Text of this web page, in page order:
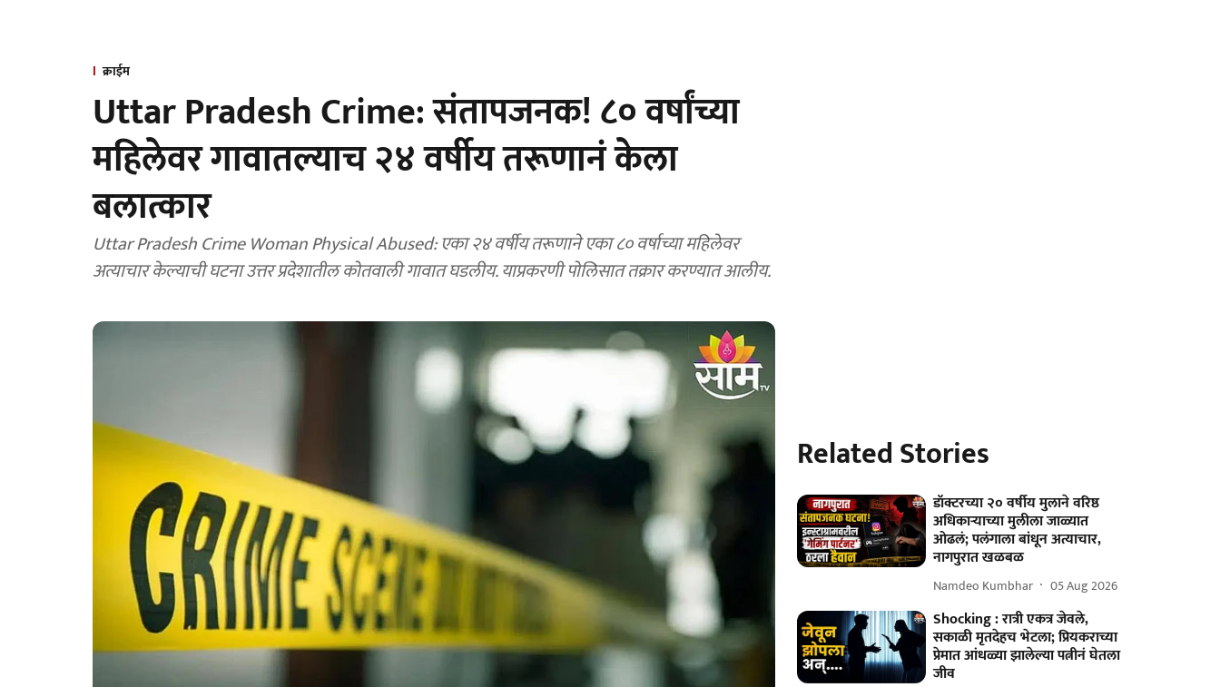
क्राईम
Uttar Pradesh Crime: संतापजनक! ८० वर्षांच्या
महिलेवर गावातल्याच २४ वर्षीय तरूणानं केला
बलात्कार
Uttar Pradesh Crime Woman Physical Abused: एका २४ वर्षीय तरूणाने एका ८० वर्षाच्या महिलेवर
अत्याचार केल्याची घटना उत्तर प्रदेशातील कोतवाली गावात घडलीय. याप्रकरणी पोलिसात तक्रार करण्यात आलीय.
Related Stories
डॉक्टरच्या २० वर्षीय मुलाने वरिष्ठ
अधिकाऱ्याच्या मुलीला जाळ्यात
ओढलं; पलंगाला बांधून अत्याचार,
नागपुरात खळबळ
Namdeo Kumbhar 05 Aug 2026
Shocking : रात्री एकत्र जेवले,
सकाळी मृतदेहच भेटला; प्रियकराच्या
प्रेमात आंधळ्या झालेल्या पत्नीनं घेतला
जीव